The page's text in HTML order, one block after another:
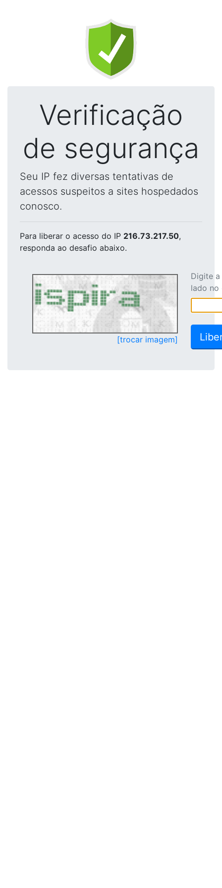
Verificação
de segurança
Seu IP fez diversas tentativas de
acessos suspeitos a sites hospedados
conosco.
Para liberar o acesso do IP 216.73.217.50,
responda ao desafio abaixo.
[trocar imagem]
Digite
lado no